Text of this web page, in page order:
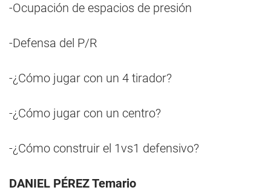
-Ocupación de espacios de presión
-Defensa del P/R
-¿Cómo jugar con un 4 tirador?
-¿Cómo jugar con un centro?
-¿Cómo construir el 1vs1 defensivo?
DANIEL PÉREZ Temario